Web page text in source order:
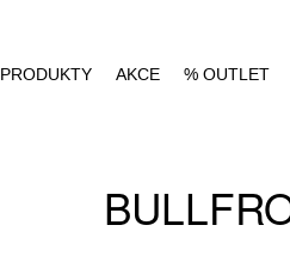
PRODUKTY AKCE % OUTLET